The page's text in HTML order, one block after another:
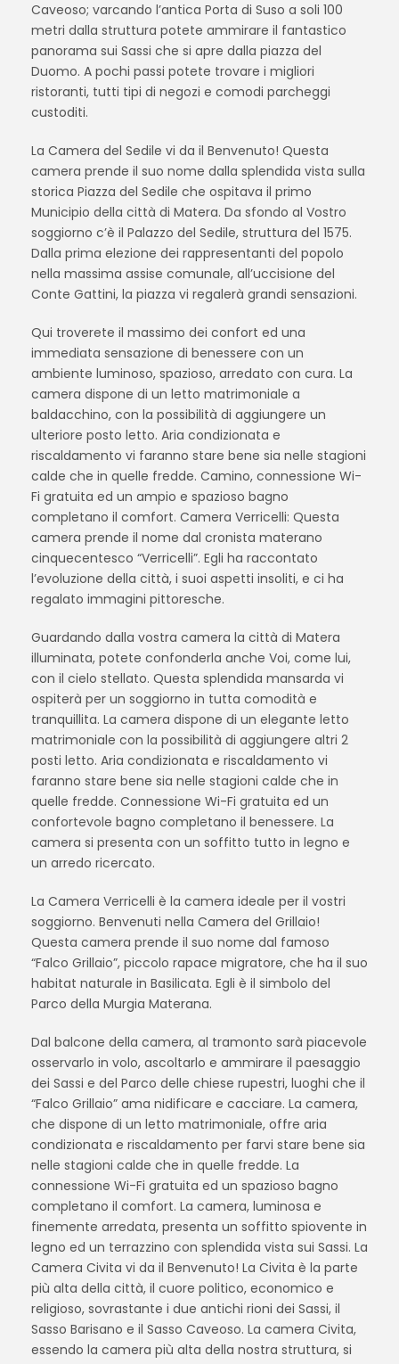
Caveoso; varcando l’antica Porta di Suso a soli 100
metri dalla struttura potete ammirare il fantastico
panorama sui Sassi che si apre dalla piazza del
Duomo. A pochi passi potete trovare i migliori
ristoranti, tutti tipi di negozi e comodi parcheggi
custoditi.
La Camera del Sedile vi da il Benvenuto! Questa
camera prende il suo nome dalla splendida vista sulla
storica Piazza del Sedile che ospitava il primo
Municipio della città di Matera. Da sfondo al Vostro
soggiorno c’è il Palazzo del Sedile, struttura del 1575.
Dalla prima elezione dei rappresentanti del popolo
nella massima assise comunale, all’uccisione del
Conte Gattini, la piazza vi regalerà grandi sensazioni.
Qui troverete il massimo dei confort ed una
immediata sensazione di benessere con un
ambiente luminoso, spazioso, arredato con cura. La
camera dispone di un letto matrimoniale a
baldacchino, con la possibilità di aggiungere un
ulteriore posto letto. Aria condizionata e
riscaldamento vi faranno stare bene sia nelle stagioni
calde che in quelle fredde. Camino, connessione Wi-
Fi gratuita ed un ampio e spazioso bagno
completano il comfort. Camera Verricelli: Questa
camera prende il nome dal cronista materano
cinquecentesco “Verricelli”. Egli ha raccontato
l’evoluzione della città, i suoi aspetti insoliti, e ci ha
regalato immagini pittoresche.
Guardando dalla vostra camera la città di Matera
illuminata, potete confonderla anche Voi, come lui,
con il cielo stellato. Questa splendida mansarda vi
ospiterà per un soggiorno in tutta comodità e
tranquillita. La camera dispone di un elegante letto
matrimoniale con la possibilità di aggiungere altri 2
posti letto. Aria condizionata e riscaldamento vi
faranno stare bene sia nelle stagioni calde che in
quelle fredde. Connessione Wi-Fi gratuita ed un
confortevole bagno completano il benessere. La
camera si presenta con un soffitto tutto in legno e
un arredo ricercato.
La Camera Verricelli è la camera ideale per il vostri
soggiorno. Benvenuti nella Camera del Grillaio!
Questa camera prende il suo nome dal famoso
“Falco Grillaio”, piccolo rapace migratore, che ha il suo
habitat naturale in Basilicata. Egli è il simbolo del
Parco della Murgia Materana.
Dal balcone della camera, al tramonto sarà piacevole
osservarlo in volo, ascoltarlo e ammirare il paesaggio
dei Sassi e del Parco delle chiese rupestri, luoghi che il
“Falco Grillaio” ama nidificare e cacciare. La camera,
che dispone di un letto matrimoniale, offre aria
condizionata e riscaldamento per farvi stare bene sia
nelle stagioni calde che in quelle fredde. La
connessione Wi-Fi gratuita ed un spazioso bagno
completano il comfort. La camera, luminosa e
finemente arredata, presenta un soffitto spiovente in
legno ed un terrazzino con splendida vista sui Sassi. La
Camera Civita vi da il Benvenuto! La Civita è la parte
più alta della città, il cuore politico, economico e
religioso, sovrastante i due antichi rioni dei Sassi, il
Sasso Barisano e il Sasso Caveoso. La camera Civita,
essendo la camera più alta della nostra struttura, si